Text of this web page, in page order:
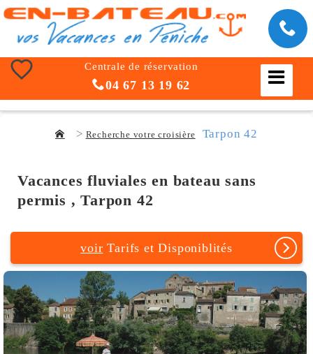
Centrale de réservation
04 67 13 19 62
Recherche votre croisière Tarpon 42
Vacances fluviales en bateau sans
permis , Tarpon 42
voir Tarifs et Disponiblités